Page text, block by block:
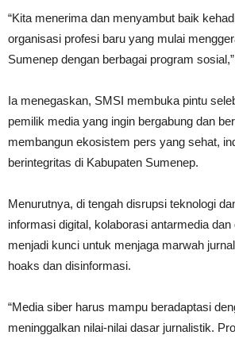
“Kita menerima dan menyambut baik
organisasi profesi baru yang mulai
Sumenep dengan berbagai program
Ia menegaskan, SMSI membuka pintu
pemilik media yang ingin bergabung dan
membangun ekosistem pers yang sehat,
berintegritas di Kabupaten Sumenep.
Menurutnya, di tengah disrupsi teknologi
informasi digital, kolaborasi antarmedia
menjadi kunci untuk menjaga marwah
hoaks dan disinformasi.
“Media siber harus mampu beradaptasi
meninggalkan nilai-nilai dasar jurnalistik.